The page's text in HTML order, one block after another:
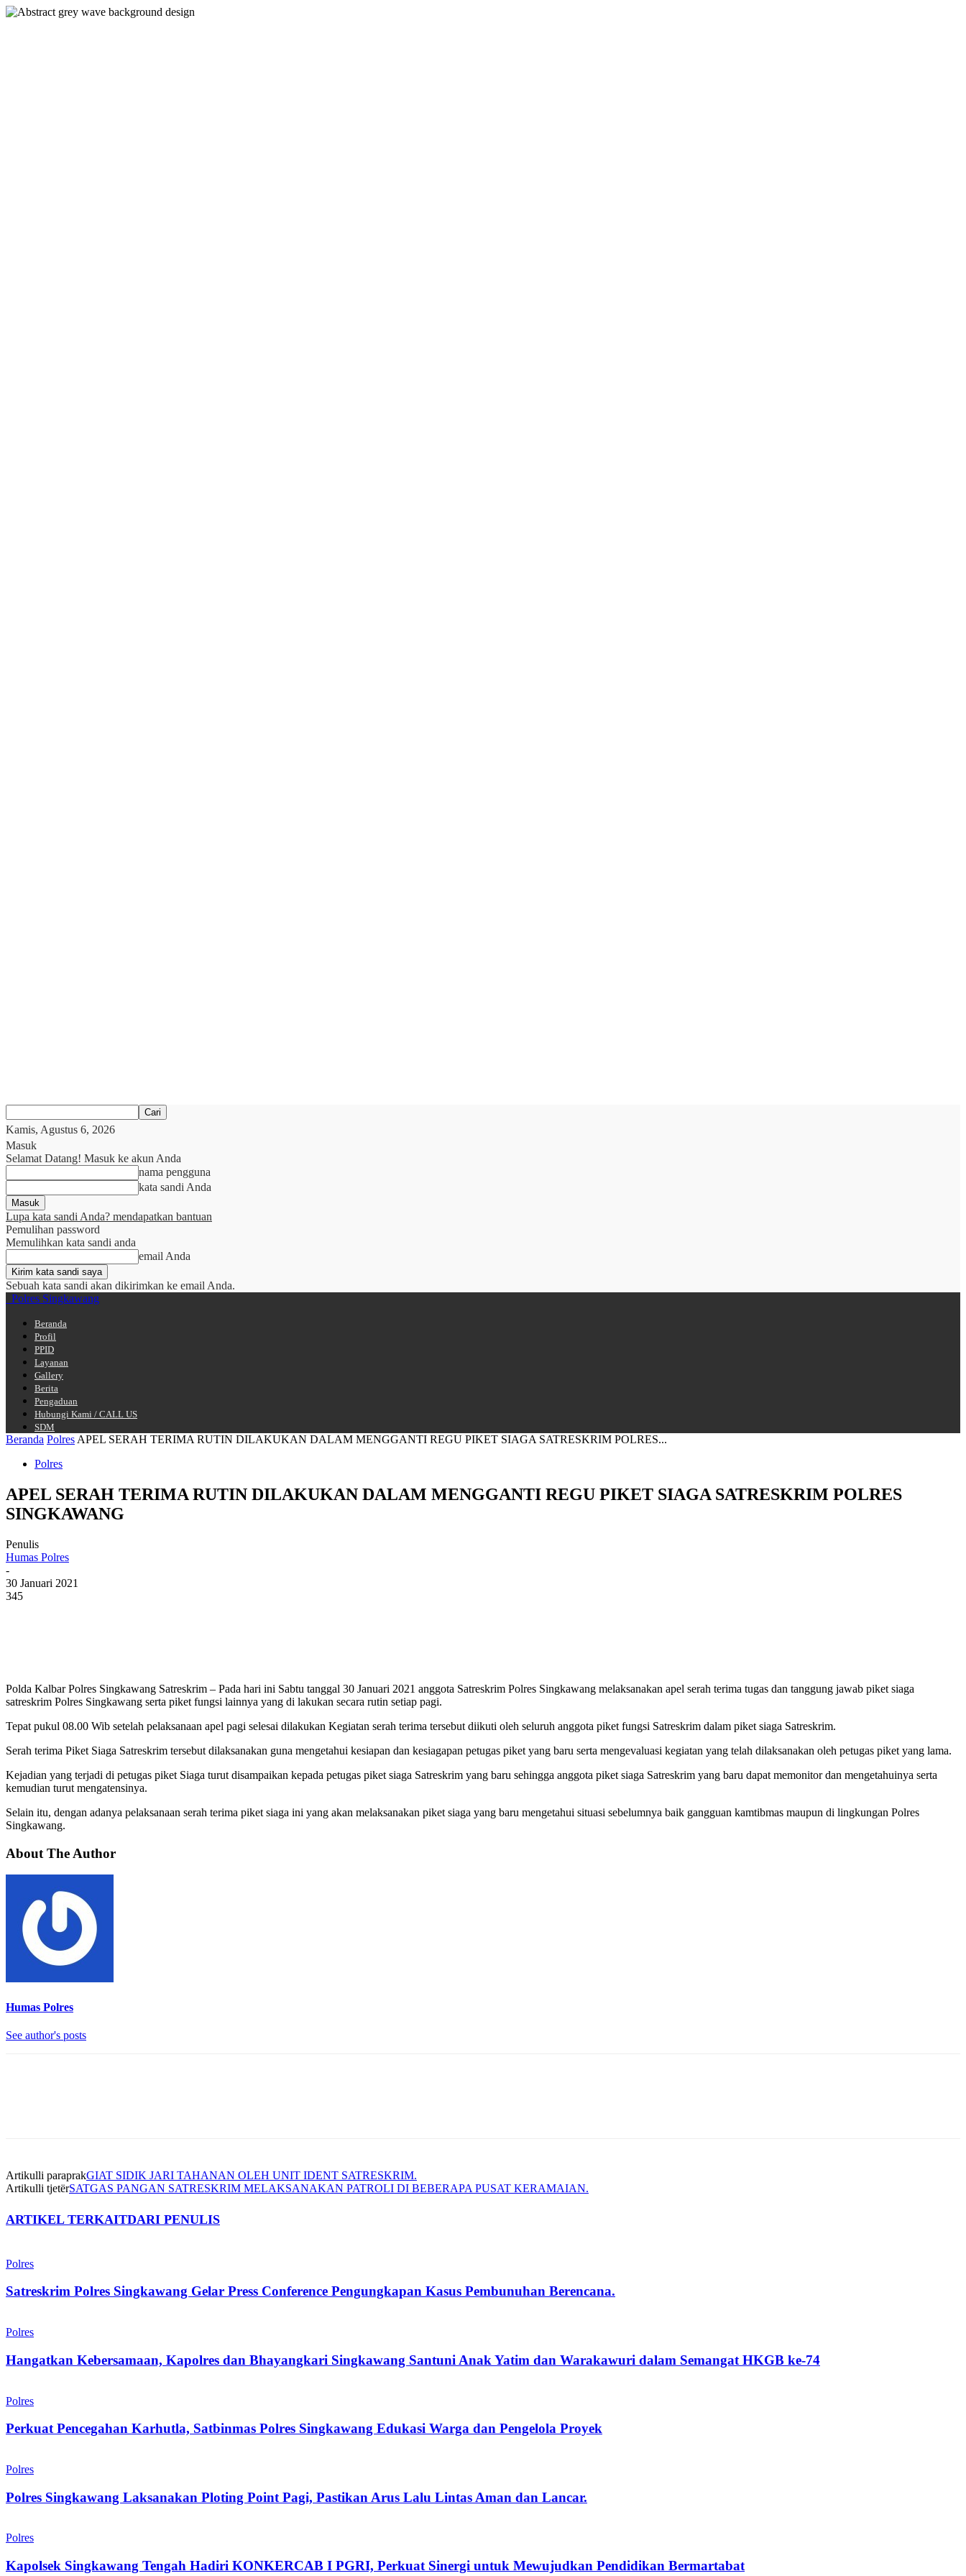
Kamis, Agustus 6, 2026
Masuk
Selamat Datang! Masuk ke akun Anda
nama pengguna
kata sandi Anda
Lupa kata sandi Anda? mendapatkan bantuan
Pemulihan password
Memulihkan kata sandi anda
email Anda
Sebuah kata sandi akan dikirimkan ke email Anda.
Polres Singkawang
Beranda
Profil
PPID
Layanan
Gallery
Berita
Pengaduan
Hubungi Kami / CALL US
SDM
Beranda Polres APEL SERAH TERIMA RUTIN DILAKUKAN DALAM MENGGANTI REGU PIKET SIAGA SATRESKRIM POLRES...
Polres
APEL SERAH TERIMA RUTIN DILAKUKAN DALAM MENGGANTI REGU PIKET SIAGA SATRESKRIM POLRES
SINGKAWANG
Penulis
Humas Polres
-
30 Januari 2021
345
Polda Kalbar Polres Singkawang Satreskrim – Pada hari ini Sabtu tanggal 30 Januari 2021 anggota Satreskrim Polres Singkawang melaksanakan apel serah terima tugas dan tanggung jawab piket siaga
satreskrim Polres Singkawang serta piket fungsi lainnya yang di lakukan secara rutin setiap pagi.
Tepat pukul 08.00 Wib setelah pelaksanaan apel pagi selesai dilakukan Kegiatan serah terima tersebut diikuti oleh seluruh anggota piket fungsi Satreskrim dalam piket siaga Satreskrim.
Serah terima Piket Siaga Satreskrim tersebut dilaksanakan guna mengetahui kesiapan dan kesiagapan petugas piket yang baru serta mengevaluasi kegiatan yang telah dilaksanakan oleh petugas piket yang lama.
Kejadian yang terjadi di petugas piket Siaga turut disampaikan kepada petugas piket siaga Satreskrim yang baru sehingga anggota piket siaga Satreskrim yang baru dapat memonitor dan mengetahuinya serta
kemudian turut mengatensinya.
Selain itu, dengan adanya pelaksanaan serah terima piket siaga ini yang akan melaksanakan piket siaga yang baru mengetahui situasi sebelumnya baik gangguan kamtibmas maupun di lingkungan Polres
Singkawang.
About The Author
Humas Polres
See author's posts
Artikulli paraprakGIAT SIDIK JARI TAHANAN OLEH UNIT IDENT SATRESKRIM.
Artikulli tjetërSATGAS PANGAN SATRESKRIM MELAKSANAKAN PATROLI DI BEBERAPA PUSAT KERAMAIAN.
ARTIKEL TERKAITDARI PENULIS
Polres
Satreskrim Polres Singkawang Gelar Press Conference Pengungkapan Kasus Pembunuhan Berencana.
Polres
Hangatkan Kebersamaan, Kapolres dan Bhayangkari Singkawang Santuni Anak Yatim dan Warakawuri dalam Semangat HKGB ke-74
Polres
Perkuat Pencegahan Karhutla, Satbinmas Polres Singkawang Edukasi Warga dan Pengelola Proyek
Polres
Polres Singkawang Laksanakan Ploting Point Pagi, Pastikan Arus Lalu Lintas Aman dan Lancar.
Polres
Kapolsek Singkawang Tengah Hadiri KONKERCAB I PGRI, Perkuat Sinergi untuk Mewujudkan Pendidikan Bermartabat